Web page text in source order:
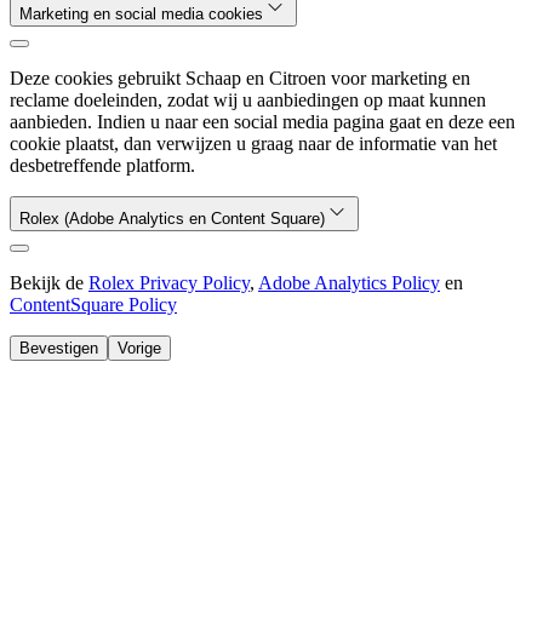
Marketing en social media cookies
Deze cookies gebruikt Schaap en Citroen voor marketing en
reclame doeleinden, zodat wij u aanbiedingen op maat kunnen
aanbieden. Indien u naar een social media pagina gaat en deze een
cookie plaatst, dan verwijzen u graag naar de informatie van het
desbetreffende platform.
Rolex (Adobe Analytics en Content Square)
Bekijk de Rolex Privacy Policy, Adobe Analytics Policy en
ContentSquare Policy
Bevestigen Vorige